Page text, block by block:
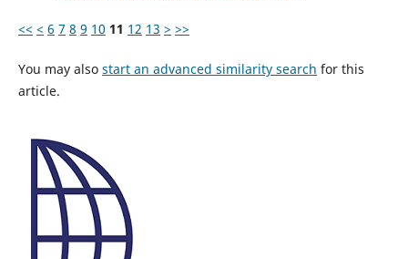
<< < 6 7 8 9 10 11 12 13 > >>
You may also start an advanced similarity search for this
article.